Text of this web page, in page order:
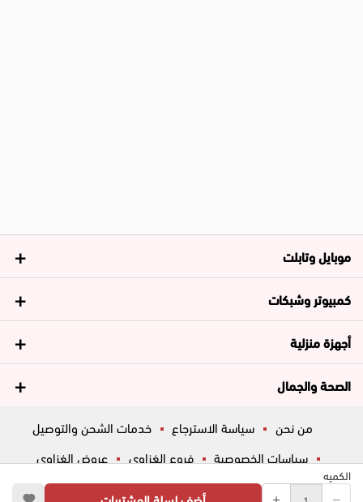
الكميه
موبايل وتابلت
كمبيوتر وشبكات
أجهزة منزلية
الصحة والجمال
من نحن سياسة الاسترجاع
خدمات الشحن والتوصيل
سياسات الخصوصية
فروع الغزاوي
عروض الغزاوي
المساعدة
ڤاليو أسئلة شائعة